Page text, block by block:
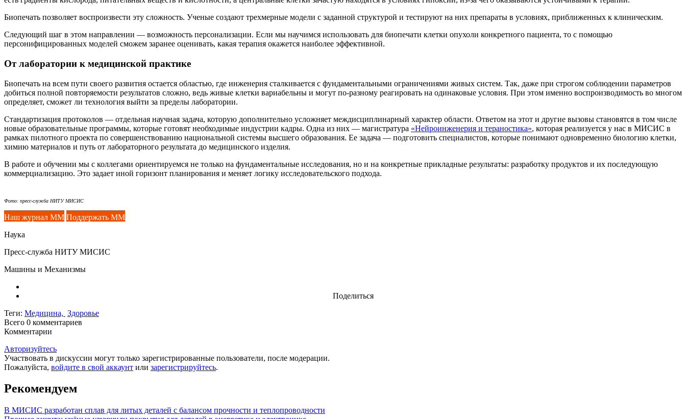
Биопечать позволяет воспроизвести эту сложность. Ученые создают трехмерные модели с заданной структурой и тестируют на них препараты в условиях, приближенных к клиническим.
Следующий шаг в этом направлении — возможность персонализации. Если мы научимся использовать для биопечати клетки опухоли конкретного пациента, то с помощью
персонифицированных моделей сможем заранее оценивать, какая терапия окажется наиболее эффективной.
От лаборатории к медицинской практике
Биопечать на всем пути своего развития остается областью, где инженерия сталкивается с фундаментальными ограничениями живых систем. Так, даже при строгом соблюдении параметров
добиться полной повторяемости результатов сложно, ведь живые клетки вариабельны и могут по-разному реагировать на одинаковые условия. При этом именно воспроизводимость во многом
определяет, сможет ли технология выйти за пределы лаборатории.
Стандартизация протоколов — отдельная научная задача, которую дополнительно усложняет междисциплинарный характер области. Ответом на этот и другие вызовы становятся в том числе
новые образовательные программы, которые готовят необходимые индустрии кадры. Одна из них — магистратура «Нейроинженерия и тераностика», которая реализуется у нас в МИСИС в
рамках пилотного проекта по совершенствованию национальной системы высшего образования. Ее задача — подготовить специалистов, которые понимают одновременно биологию клетки,
химию материалов и путь от лабораторного результата до медицинского изделия.
В работе и обучении мы с коллегами ориентируемся не только на фундаментальные исследования, но и на конкретные прикладные результаты: разработку продуктов и их последующую
коммерциализацию. Это задает иной горизонт планирования и меняет логику исследовательского подхода.
Фото: пресс-служба НИТУ МИСИС
Наш журнал ММ Поддержать ММ
Наука
Пресс-служба НИТУ МИСИС
Машины и Механизмы
Поделиться
Теги: Медицина, Здоровье
Всего 0 комментариев
Комментарии
Авторизуйтесь
Участвовать в дискуссии могут только зарегистрированные пользователи, после модерации.
Пожалуйста, войдите в свой аккаунт или зарегистрируйтесь.
Рекомендуем
В МИСИС разработан сплав для литых деталей с балансом прочности и теплопроводности